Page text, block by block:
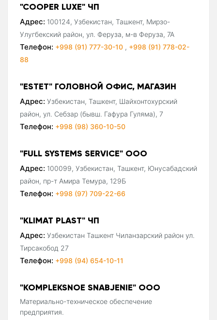
"COOPER LUXE" ЧП
Адрес: 100124, Узбекистан, Ташкент, Мирзо-
Улугбекский район, ул. Феруза, м-в Феруза, 7А
Телефон: +998 (91) 777-30-10 , +998 (91) 778-02-
88
"ESTET" ГОЛОВНОЙ ОФИС, МАГАЗИН
Адрес: Узбекистан, Ташкент, Шайхонтохурский
район, ул. Себзар (бывш. Гафура Гуляма), 7
Телефон: +998 (98) 360-10-50
"FULL SYSTEMS SERVICE" ООО
Адрес: 100099, Узбекистан, Ташкент, Юнусабадский
район, пр-т Амира Темура, 129Б
Телефон: +998 (97) 709-22-66
"KLIMAT PLAST" ЧП
Адрес: Узбекистан Ташкент Чиланзарский район ул.
Тирсакобод 27
Телефон: +998 (94) 654-10-11
"KOMPLEKSNOE SNABJENIE" ООО
Материально-техническое обеспечение
предприятия.